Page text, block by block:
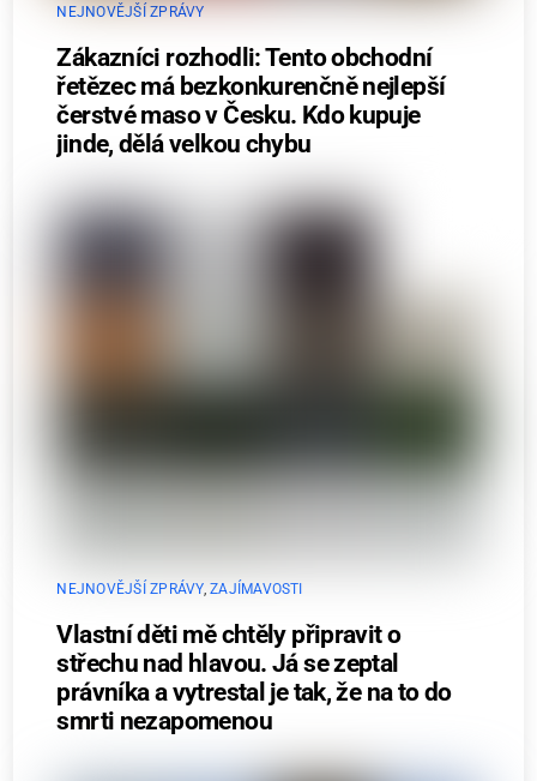
NEJNOVĚJŠÍ ZPRÁVY
Zákazníci rozhodli: Tento obchodní
řetězec má bezkonkurenčně nejlepší
čerstvé maso v Česku. Kdo kupuje
jinde, dělá velkou chybu
NEJNOVĚJŠÍ ZPRÁVY,ZAJÍMAVOSTI
Vlastní děti mě chtěly připravit o
střechu nad hlavou. Já se zeptal
právníka a vytrestal je tak, že na to do
smrti nezapomenou